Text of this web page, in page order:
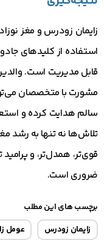
زایمان زودرس و مغز
استفاده از کلیدهای
قابل مدیریت است.
مشورت با متخصصان
سالم هدایت کرده و
تلاش‌ها نه تنها به رشد
قوی‌تر، همدل‌تر، و
ضروری است.
برچسب های این مطلب
زایمان زودرس
عومل